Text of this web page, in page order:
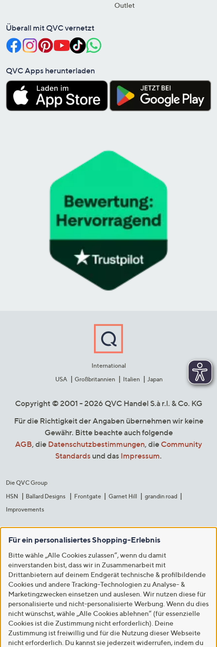
Outlet
Überall mit QVC vernetzt
QVC Apps herunterladen
International
USA
Großbritannien Italien Japan
Copyright © 2001 - 2026 QVC Handel S.à r.l. & Co. KG
Für die Richtigkeit der Angaben übernehmen wir keine
Gewähr. Bitte beachte auch folgende
AGB, die Datenschutzbestimmungen, die Community
Standards und das Impressum.
Die QVC Group
HSN
Ballard Designs Frontgate Garnet Hill
grandin road
Improvements
Für ein personalisiertes Shopping-Erlebnis
Bitte wähle „Alle Cookies zulassen“, wenn du damit
einverstanden bist, dass wir in Zusammenarbeit mit
Drittanbietern auf deinem Endgerät technische & profilbildende
Cookies und andere Tracking-Technologien zu Analyse- &
Marketingzwecken einsetzen und auslesen. Wir nutzen diese für
personalisierte und nicht-personalisierte Werbung. Wenn du dies
nicht wünschst, wähle „Alle Cookies ablehnen“ (für essenzielle
Cookies ist die Zustimmung nicht erforderlich). Deine
Zustimmung ist freiwillig und für die Nutzung dieser Webseite
nicht erforderlich. Du kannst sie jederzeit widerrufen, indem du